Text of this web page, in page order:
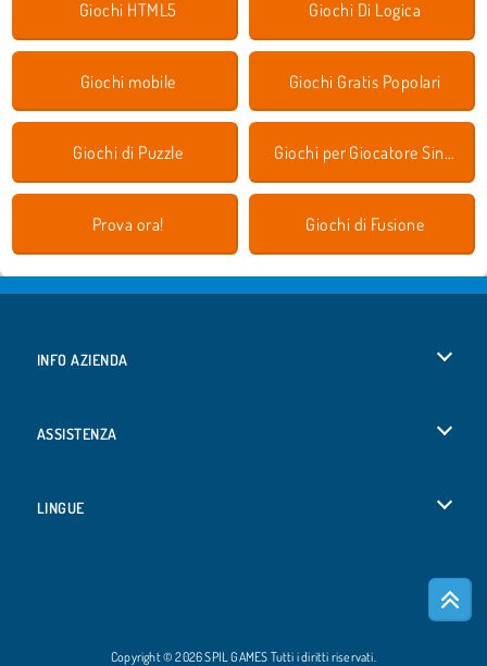
Giochi HTML5 Giochi Di Logica
Giochi mobile Giochi Gratis Popolari
Giochi di Puzzle Giochi per Giocatore Singolo
Prova ora! Giochi di Fusione
INFO AZIENDA
ASSISTENZA
LINGUE
Copyright © 2026 SPIL GAMES Tutti i diritti riservati.